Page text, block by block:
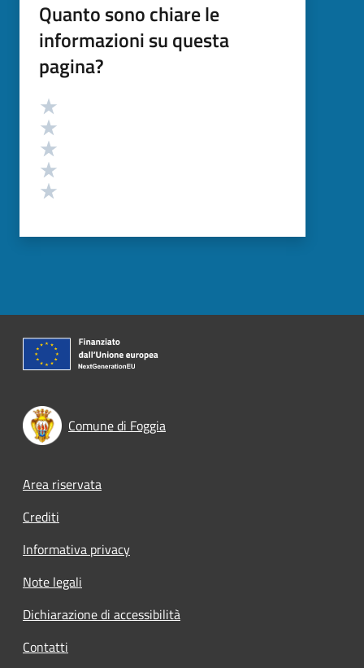
Quanto sono chiare le
informazioni su questa
pagina?
Valutazione
Comune di Foggia
Footer menu
Area riservata
Crediti
Informativa privacy
Note legali
Dichiarazione di accessibilità
Contatti